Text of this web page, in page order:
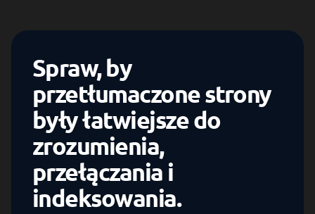
Spraw, by
przetłumaczone strony
były łatwiejsze do
zrozumienia,
przełączania i
indeksowania.